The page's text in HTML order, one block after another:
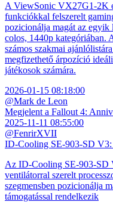
A ViewSonic VX27G1-2K
funkciókkal felszerelt
pozicionálja magát az egyik
colos, 1440p kategóriában.
számos szakmai
megfizethető árpozíció
játékosok számára.
2026-01-15 08:18:00
@Mark de Leon
Megjelent a Fallout 4:
2025-11-11 08:55:00
@FenrirXVII
ID-Cooling SE-903-SD
Az ID-Cooling SE-903-SD
ventilátorral szerelt
szegmensben pozicionálja
támogatással rendelkezik